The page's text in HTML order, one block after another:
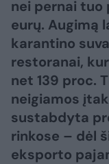
nei pernai tuo
eurų. Augimą
karantino
restoranai,
net 139 proc.
neigiamos
sustabdyta
rinkose – dėl
eksporto